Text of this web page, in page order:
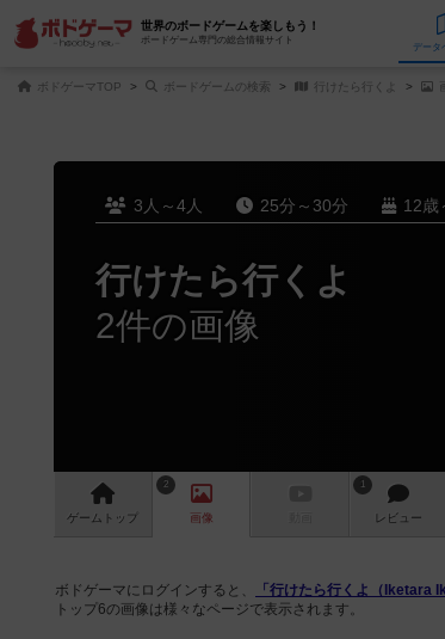
世界のボードゲームを楽しもう！
ボードゲーム専門の総合情報サイト
ボドゲーマTOP ボードゲームの検索 行けたら行くよ
3人～4人 25分～30分 12歳
行けたら行くよ
2件の画像
ゲーム トップ
2
画像
1
レビュー
ボドゲーマにログインすると、 「行けたら行くよ（Iketara
トップ6の画像は様々なページで表示されます。